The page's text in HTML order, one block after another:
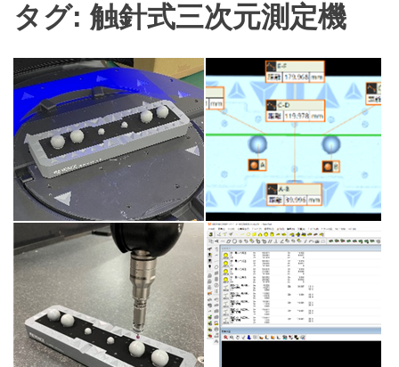
タグ: 触針式三次元測定機